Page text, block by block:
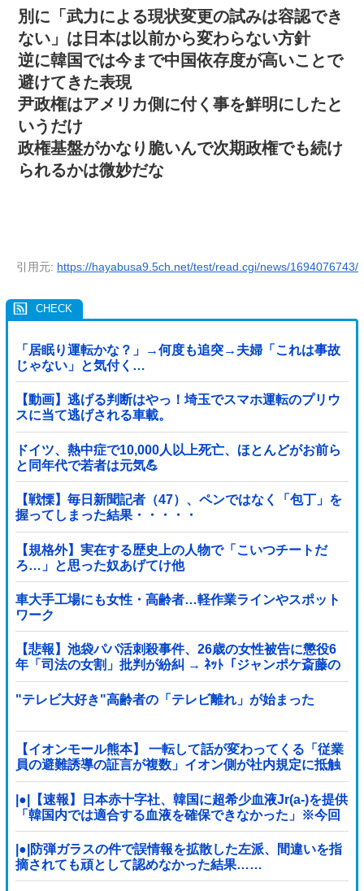
別に「武力による現状変更の試みは容認でき
ない」は日本は以前から変わらない方針
逆に韓国では今まで中国依存度が高いことで
避けてきた表現
尹政権はアメリカ側に付く事を鮮明にしたと
いうだけ
政権基盤がかなり脆いんで次期政権でも続け
られるかは微妙だな
引用元: https://hayabusa9.5ch.net/test/read.cgi/news/1694076743/
「居眠り運転かな？」→何度も追突→夫婦「これは事故
じゃない」と気付く…
【動画】逃げる判断はやっ！埼玉でスマホ運転のプリウ
スに当て逃げされる車載。
ドイツ、熱中症で10,000人以上死亡、ほとんどがお前ら
と同年代で若者は元気💪
【戦慄】毎日新聞記者（47）、ペンではなく「包丁」を
握ってしまった結果・・・・・
【規格外】実在する歴史上の人物で「こいつチートだ
ろ…」と思った奴あげてけ他
車大手工場にも女性・高齢者…軽作業ラインやスポット
ワーク
【悲報】池袋パパ活刺殺事件、26歳の女性被告に懲役6
年「司法の女割」批判が紛糾 → ﾈｯﾄ「ジャンポケ斎藤の
罪より軽くて草」ｗｗｗｗｗｗｗｗｗｗｗｗｗｗｗｗ
"テレビ大好き"高齢者の「テレビ離れ」が始まった
【イオンモール熊本】 一転して話が変わってくる「従業
員の避難誘導の証言が複数」イオン側が社内規定に抵触
していた疑い
|●|【速報】日本赤十字社、韓国に超希少血液Jr(a-)を提供
「韓国内では適合する血液を確保できなかった」※今回
で4回目
|●|防弾ガラスの件で誤情報を拡散した左派、間違いを指
摘されても頑として認めなかった結果……